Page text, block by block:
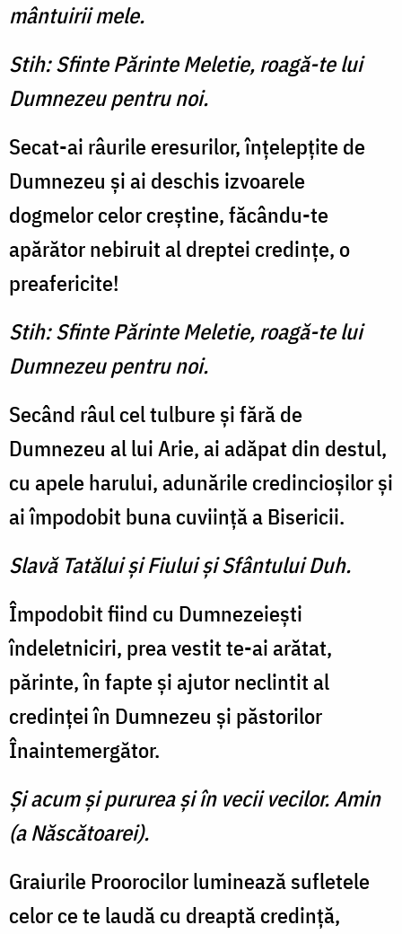
mântuirii mele.
Stih: Sfinte Părinte Meletie, roagă-te lui
Dumnezeu pentru noi.
Secat-ai râurile eresurilor, înţelepţite de
Dumnezeu şi ai deschis izvoarele
dogmelor celor creştine, făcându-te
apărător nebiruit al dreptei credinţe, o
preafericite!
Stih: Sfinte Părinte Meletie, roagă-te lui
Dumnezeu pentru noi.
Secând râul cel tulbure şi fără de
Dumnezeu al lui Arie, ai adăpat din destul,
cu apele harului, adunările credincioşilor şi
ai împodobit buna cuviinţă a Bisericii.
Slavă Tatălui şi Fiului şi Sfântului Duh.
Împodobit fiind cu Dumnezeieşti
îndeletniciri, prea vestit te-ai arătat,
părinte, în fapte şi ajutor neclintit al
credinţei în Dumnezeu şi păstorilor
Înaintemergător.
Şi acum şi pururea şi în vecii vecilor. Amin
(a Născătoarei).
Graiurile Proorocilor luminează sufletele
celor ce te laudă cu dreaptă credinţă,